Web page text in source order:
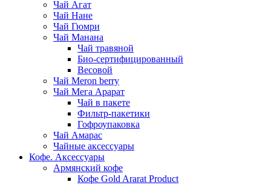
Чай Агат
Чай Нане
Чай Гюмри
Чай Манана
Чай травяной
Био-сертифицированный
Весовой
Чай Meron berry
Чай Мега Арарат
Чай в пакете
Фильтр-пакетики
Гофроупаковка
Чай Амарас
Чайные аксессуары
Кофе. Аксессуары
Армянский кофе
Кофе Gold Ararat Product